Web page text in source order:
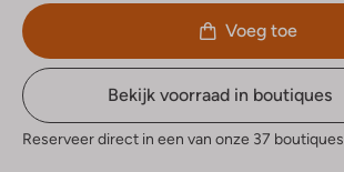
Voeg toe
Bekijk voorraad in boutiques
Reserveer direct in een van onze 37 boutiques